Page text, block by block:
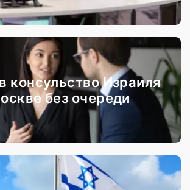
консульство Израиля
без очереди